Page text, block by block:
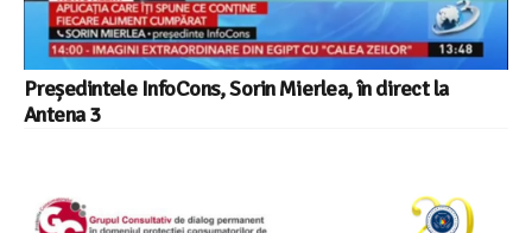
Președintele InfoCons, Sorin Mierlea, în direct la
Antena 3